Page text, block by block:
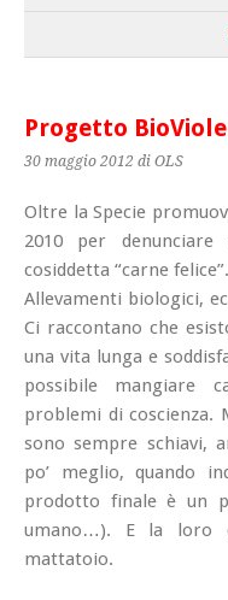
Progetto
30 maggio 2012 di OLS
Oltre la Specie
2010 per
cosiddetta “carne felice”.
Allevamenti biologici,
Ci raccontano che
una vita lunga e
possibile mangiare
problemi di coscienza.
sono sempre schiavi,
po’ meglio, quando
prodotto finale è un
umano…). E la loro
mattatoio.